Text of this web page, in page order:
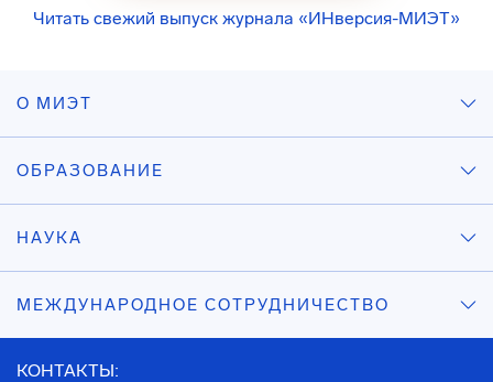
Читать свежий выпуск журнала «ИНверсия-МИЭТ»
О МИЭТ
ОБРАЗОВАНИЕ
НАУКА
МЕЖДУНАРОДНОЕ СОТРУДНИЧЕСТВО
КОНТАКТЫ: